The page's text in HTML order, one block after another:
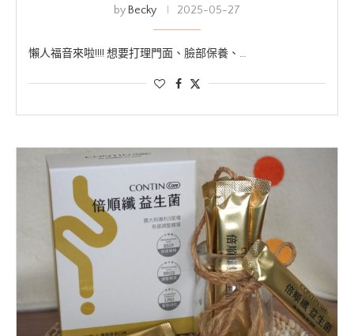
by Becky 2025-05-27
懶人福音來啦!!!! 想要打理門面、臉部保養、…